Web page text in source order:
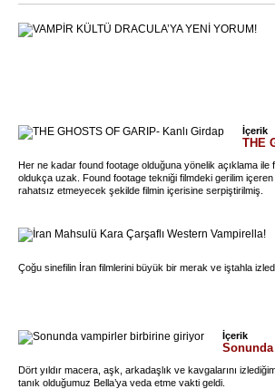
İçerik
THE
Her ne kadar found footage olduğuna yönelik açıklama
oldukça uzak. Found footage tekniği filmdeki gerilim
rahatsız etmeyecek şekilde filmin içerisine serpiştirilmiş.
Çoğu sinefilin İran filmlerini büyük bir merak ve iştahla
İçerik
Dört yıldır macera, aşk, arkadaşlık ve kavgalarını
tanık olduğumuz Bella’ya veda etme vakti geldi.